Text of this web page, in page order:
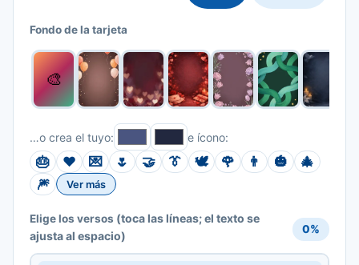
Fondo de la tarjeta
🎨
…o crea el tuyo: e ícono:
🎂 ❤️ 💌 🌷 🤝 👔 🕊️ 🌹 👨 🎃
🎄
🎆
Ver más
Elige los versos (toca las líneas; el texto se
ajusta al espacio)
0%